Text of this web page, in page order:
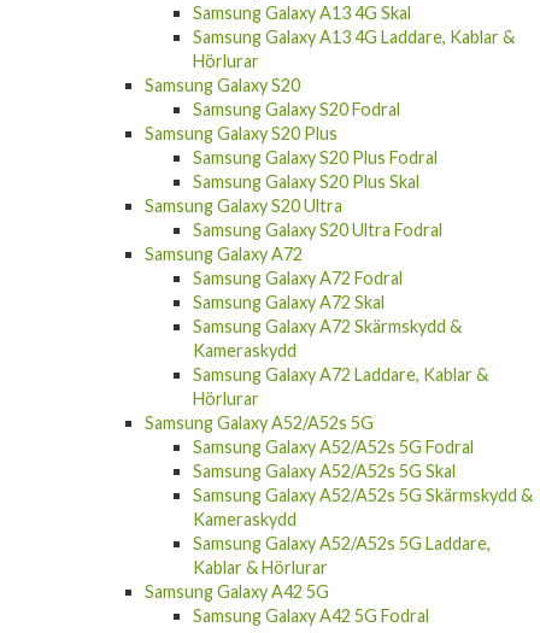
Samsung Galaxy A13 4G Skal
Samsung Galaxy A13 4G Laddare, Kablar &
Hörlurar
Samsung Galaxy S20
Samsung Galaxy S20 Fodral
Samsung Galaxy S20 Plus
Samsung Galaxy S20 Plus Fodral
Samsung Galaxy S20 Plus Skal
Samsung Galaxy S20 Ultra
Samsung Galaxy S20 Ultra Fodral
Samsung Galaxy A72
Samsung Galaxy A72 Fodral
Samsung Galaxy A72 Skal
Samsung Galaxy A72 Skärmskydd &
Kameraskydd
Samsung Galaxy A72 Laddare, Kablar &
Hörlurar
Samsung Galaxy A52/A52s 5G
Samsung Galaxy A52/A52s 5G Fodral
Samsung Galaxy A52/A52s 5G Skal
Samsung Galaxy A52/A52s 5G Skärmskydd &
Kameraskydd
Samsung Galaxy A52/A52s 5G Laddare,
Kablar & Hörlurar
Samsung Galaxy A42 5G
Samsung Galaxy A42 5G Fodral